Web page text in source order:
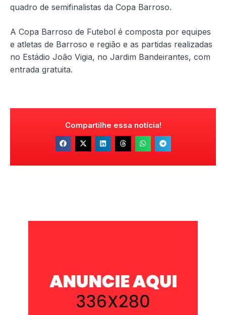
quadro de semifinalistas da Copa Barroso.
A Copa Barroso de Futebol é composta por equipes
e atletas de Barroso e região e as partidas realizadas
no Estádio João Vigia, no Jardim Bandeirantes, com
entrada gratuita.
Compartilhe essa notícia!